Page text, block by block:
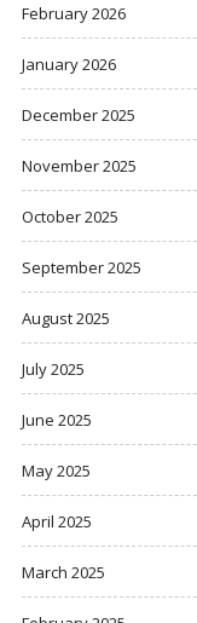
February 2026
January 2026
December 2025
November 2025
October 2025
September 2025
August 2025
July 2025
June 2025
May 2025
April 2025
March 2025